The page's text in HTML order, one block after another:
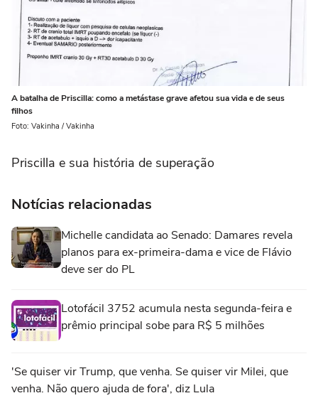
A batalha de Priscilla: como a metástase grave afetou sua vida e de seus
filhos
Foto: Vakinha / Vakinha
Priscilla e sua história de superação
Notícias relacionadas
Michelle candidata ao Senado: Damares revela
planos para ex-primeira-dama e vice de Flávio
deve ser do PL
Lotofácil 3752 acumula nesta segunda-feira e
prêmio principal sobe para R$ 5 milhões
'Se quiser vir Trump, que venha. Se quiser vir Milei, que
venha. Não quero ajuda de fora', diz Lula